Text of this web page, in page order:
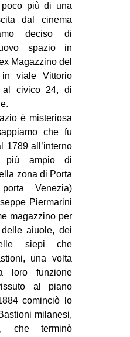
più di una
dal cinema
deciso di
spazio in
Magazzino del
in viale Vittorio
al civico 24, di
è misteriosa
che fu
1789 all’interno
più ampio di
zona di Porta
Venezia)
Piermarini
magazzino per
aiuole, dei
siepi che
una volta
loro funzione
al piano
cominciò lo
milanesi,
che terminò